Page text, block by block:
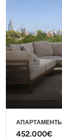
АПАРТАМЕНТЫ
452.000€